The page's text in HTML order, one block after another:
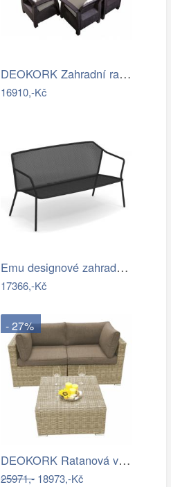
DEOKORK Zahradní ratanová sestava…
16910,-Kč
Emu designové zahradní sedačky Darwin…
17366,-Kč
- 27%
DEOKORK Ratanová variabilní sestava…
25971,-18973,-Kč